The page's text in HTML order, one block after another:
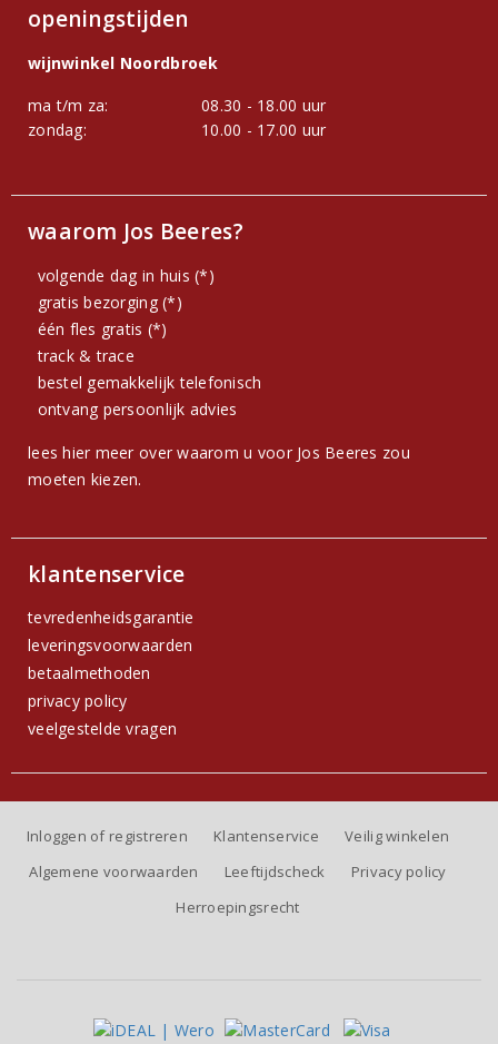
openingstijden
wijnwinkel Noordbroek
ma t/m za:
08.30 - 18.00 uur
zondag:
10.00 - 17.00 uur
waarom Jos Beeres?
volgende dag in huis (*)
gratis bezorging (*)
één fles gratis (*)
track & trace
bestel gemakkelijk telefonisch
ontvang persoonlijk advies
lees hier meer over waarom u voor Jos Beeres zou
moeten kiezen.
klantenservice
tevredenheidsgarantie
leveringsvoorwaarden
betaalmethoden
privacy policy
veelgestelde vragen
Inloggen of registreren Klantenservice
Veilig winkelen
Algemene voorwaarden
Leeftijdscheck
Privacy policy
Herroepingsrecht